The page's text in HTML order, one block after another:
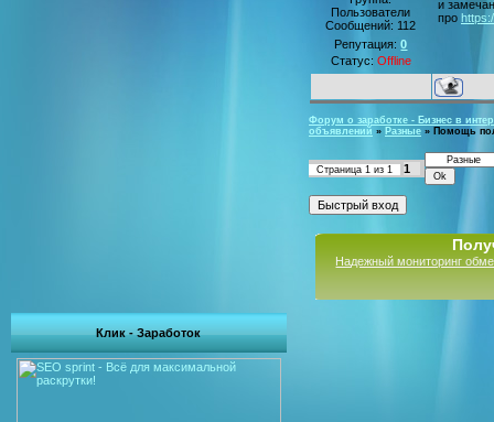
Клик - Заработок
Пользователи
Сообщений: 112
Репутация:0
Статус: Offline
и
про
Форум о заработке - Бизнес в
объявлений » Разные » Помощь
Страница 1 из 1 1
Надежный мониторинг